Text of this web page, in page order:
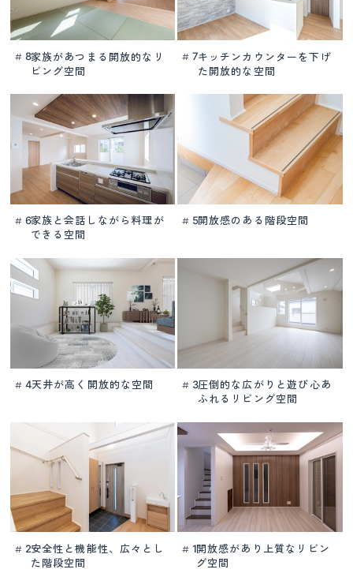
# 8家族があつまる 開放的なリ
ビング空間
# 7キッチンカウンターを下げ
た開放的な空間
# 6家族と会話しながら 料理が
できる空間
# 5開放感のある階段空間
# 4天井が高く開放的な空間 # 3圧倒的な広がりと遊び心あ
ふれるリビング空間
# 2安全性と機能性、広々とし
た階段空間
# 1開放感があり 上質なリビン
グ空間